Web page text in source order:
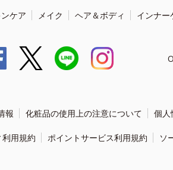
ケア メイク ヘア＆ボディ インナー
報 化粧品の使用上の注意について 個人
用規約 ポイントサービス利用規約 ソ